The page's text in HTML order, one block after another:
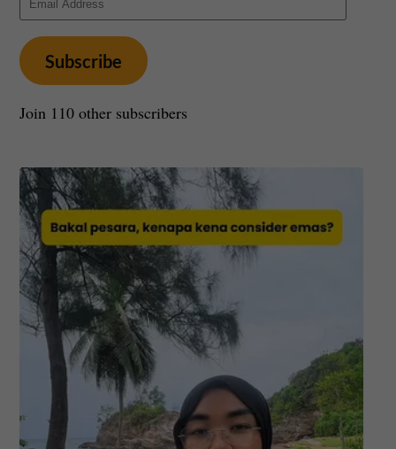
Address
Subscribe
Join 110 other subscribers